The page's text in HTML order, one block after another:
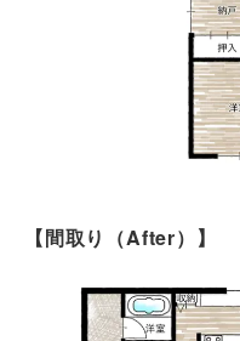
【間取り（After）】